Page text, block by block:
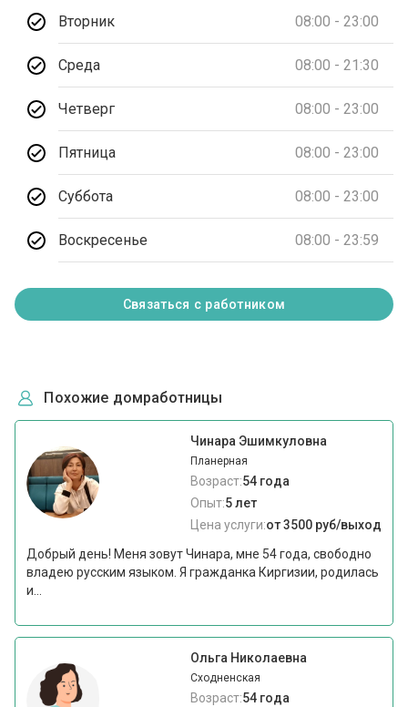
Вторник 08:00 - 23:00
Среда 08:00 - 21:30
Четверг 08:00 - 23:00
Пятница 08:00 - 23:00
Суббота 08:00 - 23:00
Воскресенье 08:00 - 23:59
Связаться с работником
Похожие домработницы
Чинара Эшимкуловна
Планерная
Возраст:54 года
Опыт:5 лет
Цена услуги:от 3500 руб/выход
Добрый день! Меня зовут Чинара, мне 54 года, свободно
владею русским языком. Я гражданка Киргизии, родилась
и...
Ольга Николаевна
Сходненская
Возраст:54 года